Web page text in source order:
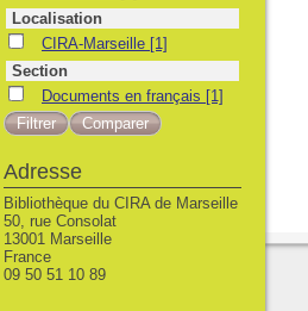
Localisation
CIRA-Marseille
CIRA-Marseille [1]
Section
Documents en français
Documents en français [1]
Adresse
Bibliothèque du CIRA de Marseille
50, rue Consolat
13001 Marseille
France
09 50 51 10 89